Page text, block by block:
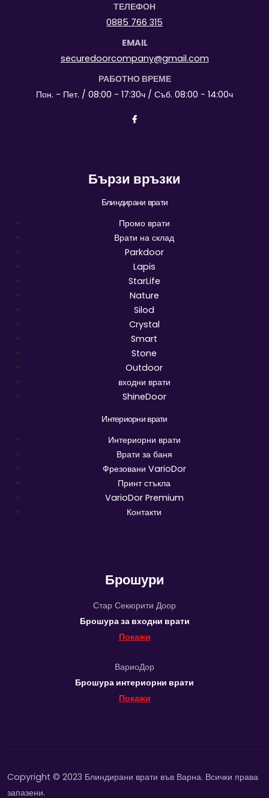
ТЕЛЕФОН
0885 766 315
EMAIL
securedoorcompany@gmail.com
РАБОТНО ВРЕМЕ
Пон. - Пет. / 08:00 - 17:30ч / Съб. 08:00 - 14:00ч
Бързи връзки
Блиндирани врати
Промо врати
Врати на склад
Parkdoor
Lapis
StarLife
Nature
Silod
Crystal
Smart
Stone
Outdoor
входни врати
ShineDoor
Интериорни врати
Интериорни врати
Врати за баня
Фрезовани VarioDor
Принт стъкла
VarioDor Premium
Контакти
Брошури
Стар Секюрити Доор
Брошура за входни врати
Покажи
ВариоДор
Брошура интериорни врати
Покажи
Copyright © 2023 Блиндирани врати във Варна. Всички права
запазени.